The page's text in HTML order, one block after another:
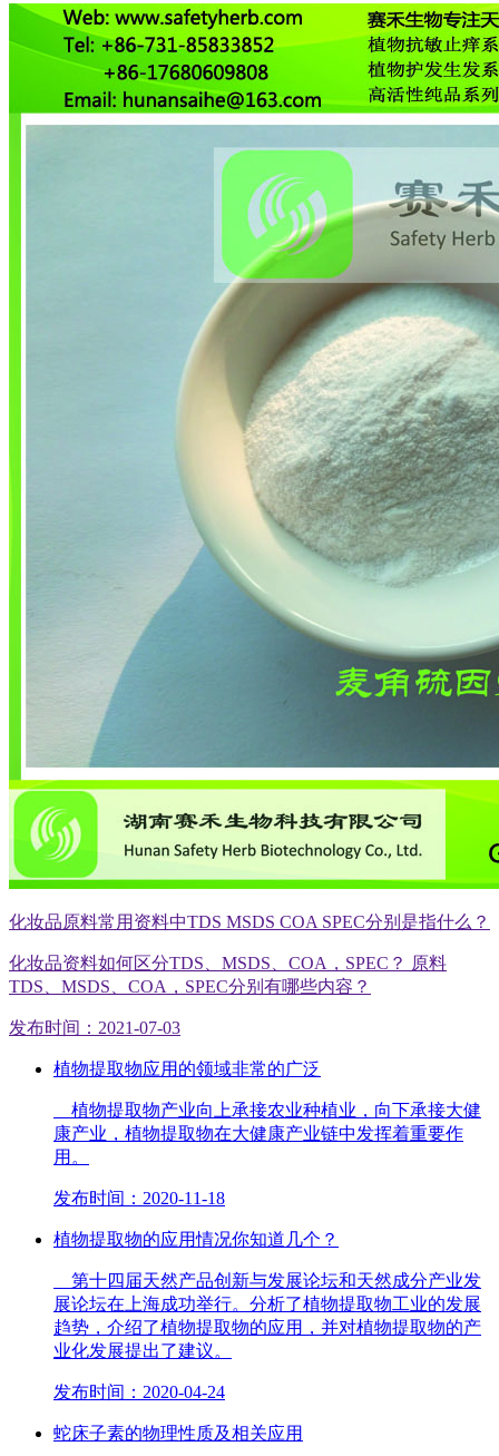
化妆品原料常用资料中TDS MSDS COA SPEC分别是指什么？
化妆品资料如何区分TDS、MSDS、COA，SPEC？ 原料
TDS、MSDS、COA，SPEC分别有哪些内容？
发布时间：2021-07-03
植物提取物应用的领域非常的广泛
植物提取物产业向上承接农业种植业，向下承接大健
康产业，植物提取物在大健康产业链中发挥着重要作
用。
发布时间：2020-11-18
植物提取物的应用情况你知道几个？
第十四届天然产品创新与发展论坛和天然成分产业发
展论坛在上海成功举行。分析了植物提取物工业的发展
趋势，介绍了植物提取物的应用，并对植物提取物的产
业化发展提出了建议。
发布时间：2020-04-24
蛇床子素的物理性质及相关应用